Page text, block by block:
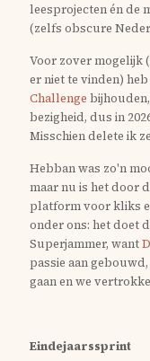
leesprojecten én de
(zelfs obscure
Voor zover mogelijk
er niet te vinden)
Challenge
bezigheid, dus in
Misschien delete ik
Hebban was zo'n
maar nu is het door
platform voor kliks
onder ons: het doet
Superjammer, want
passie aan
gaan en we
Eindejaarssprint